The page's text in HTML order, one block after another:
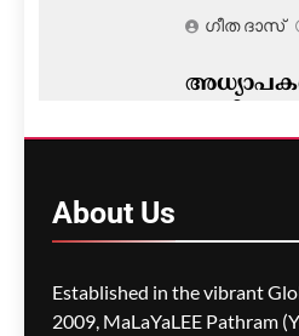
ഗീത ദാസ്‌
പുതിയ
ഗീത ദാസ്‌
About Us
Established in the vibrant
2009, MaLaYaLEE Pathram